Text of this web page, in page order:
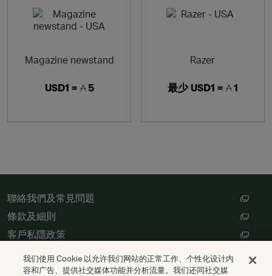
Magazine newstand
USD1 = 5
Razer
最少USD1 = 1
聯絡我們及常見問題
條款及細則
客戶私隱政策
數碼存根設定
我们使用 Cookie 以允许我们网站的正常工作、个性化设计内
容和广告、提供社交媒体功能并分析流量。我们还同社交媒